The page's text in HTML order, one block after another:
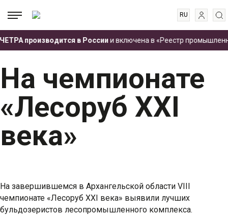
RU
ES
производится в Россиии включена в «Реестр
Главная . Пресс-центр . Новости . На чемпионате «Лесоруб XXI века»
На чемпионате
«Лесоруб XXI
века»
На завершившемся в Архангельской области VIII
чемпионате «Лесоруб XXI века» выявили лучших
бульдозеристов лесопромышленного комплекса.